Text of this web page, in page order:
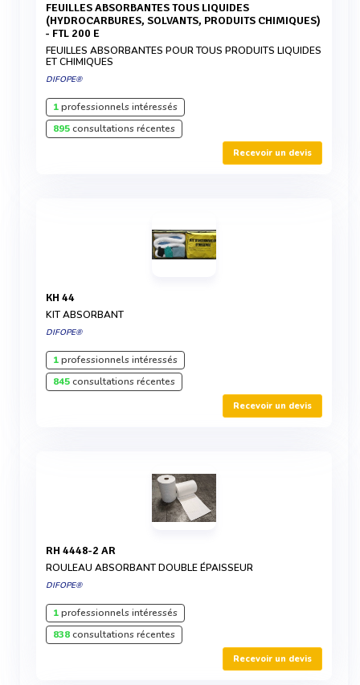
FEUILLES ABSORBANTES TOUS LIQUIDES
(HYDROCARBURES, SOLVANTS, PRODUITS CHIMIQUES)
- FTL 200 E
FEUILLES ABSORBANTES POUR TOUS PRODUITS LIQUIDES
ET CHIMIQUES
DIFOPE®
1professionnels intéressés
895consultations récentes
Recevoir un devis
KH 44
KIT ABSORBANT
DIFOPE®
1professionnels intéressés
845consultations récentes
Recevoir un devis
RH 4448-2 AR
ROULEAU ABSORBANT DOUBLE ÉPAISSEUR
DIFOPE®
1professionnels intéressés
838consultations récentes
Recevoir un devis